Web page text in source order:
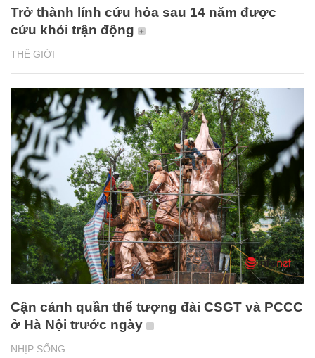
THẾ GIỚI
Trở thành lính cứu hỏa sau 14 năm được
cứu khỏi trận động
NHỊP SỐNG
Cận cảnh quần thể tượng đài CSGT và PCCC
ở Hà Nội trước ngày